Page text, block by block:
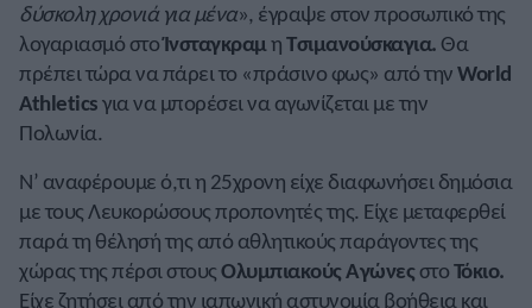
δύσκολη χρονιά για μένα», έγραψε στον προσωπικό της
λογαριασμό στοΊνσταγκραμηΤσιμανούσκαγια. Θα
πρέπει τώρα να πάρει το «πράσινο φως» από τηνWorld
Athleticsγια να μπορέσει να αγωνίζεται με την
Πολωνία.
Ν’ αναφέρουμε ό,τι η 25χρονη είχε διαφωνήσει δημόσια
με τους Λευκορώσους προπονητές της. Είχε μεταφερθεί
παρά τη θέλησή της από αθλητικούς παράγοντες της
χώρας της πέρσι στουςΟλυμπιακούς ΑγώνεςστοΤόκιο.
Είχε ζητήσει από την ιαπωνική αστυνομία βοήθεια και